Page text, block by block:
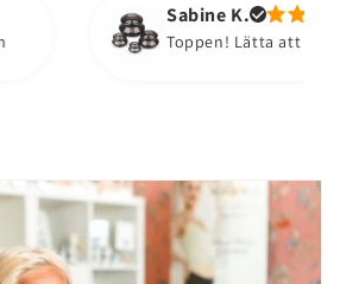
Sabine K.
Toppen! Lätta att använda och